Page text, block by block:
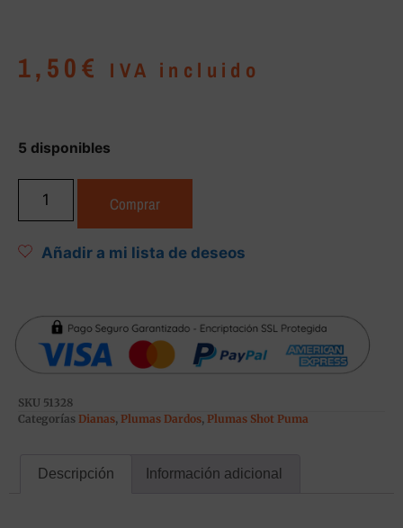
1,50€ IVA incluido
5 disponibles
Comprar
Añadir a mi lista de deseos
SKU 51328
Categorías Dianas, Plumas Dardos, Plumas Shot Puma
Descripción Información adicional